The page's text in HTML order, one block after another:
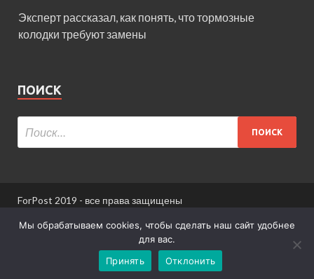
Эксперт рассказал, как понять, что тормозные
колодки требуют замены
ПОИСК
ForPost 2019 - все права защищены
При использовании материалов сайта ссылка
Информация для пользователей сайта
Мы обрабатываем cookies, чтобы сделать наш сайт удобнее
для вас.
Принять
Отклонить